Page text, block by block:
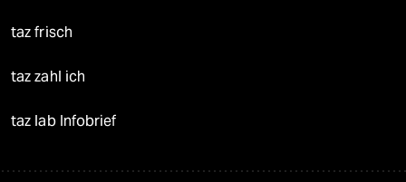
taz frisch
taz zahl ich
taz lab Infobrief